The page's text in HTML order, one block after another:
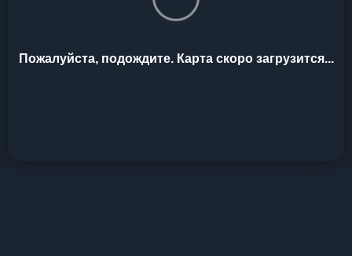
Пожалуйста, подождите. Карта скоро загрузится...